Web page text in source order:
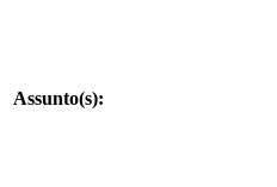
Assunto(s):